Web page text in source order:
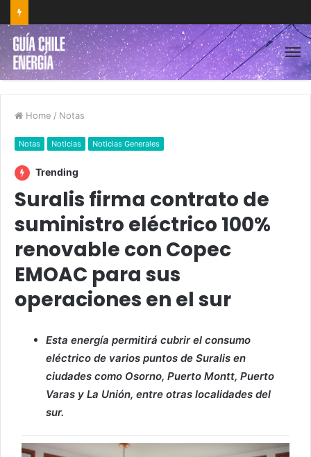
Home / Notas
Notas Noticias Noticias Generales
Trending
Suralis firma contrato de
suministro eléctrico 100%
renovable con Copec
EMOAC para sus
operaciones en el sur
Esta energía permitirá cubrir el consumo
eléctrico de varios puntos de Suralis en
ciudades como Osorno, Puerto Montt, Puerto
Varas y La Unión, entre otras localidades del
sur.